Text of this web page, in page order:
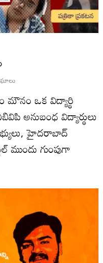
ఒక విద్యార్థి
అనుబంధ విద్యార్థులు
హైదరాబాద్
గుంపుగా